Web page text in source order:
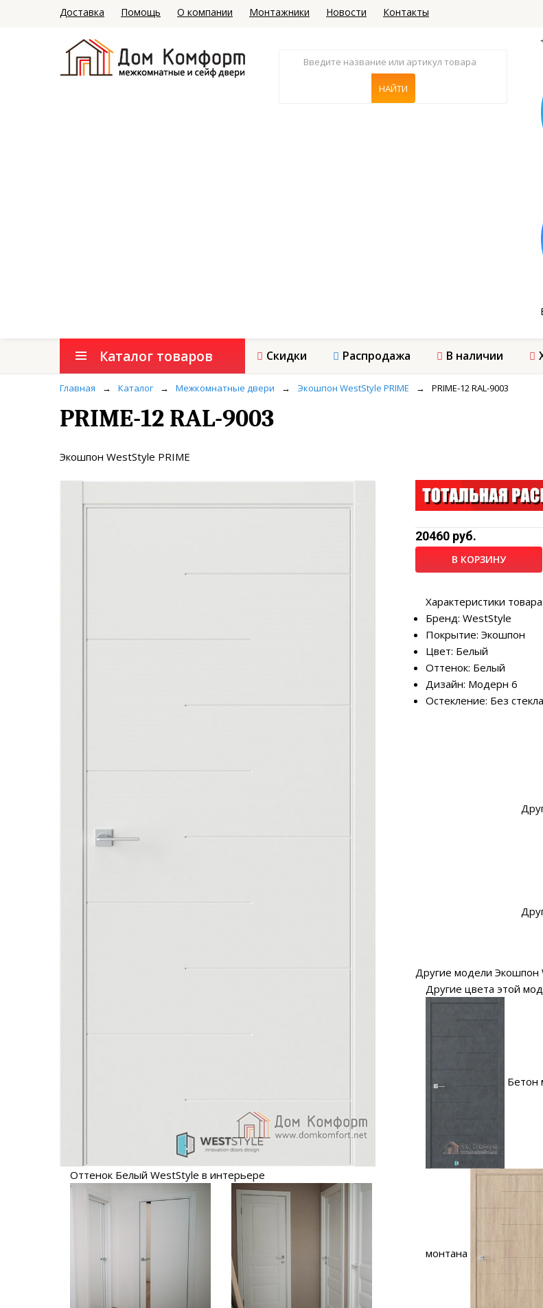
Доставка Помощь О компании Монтажники Новости Контакты
Каталог товаров Скидки Распродажа В наличии
Главная → Каталог → Межкомнатные двери → Экошпон WestStyle PRIME → PRIME-12 RAL-9003
PRIME-12 RAL-9003
Экошпон WestStyle PRIME
Оттенок Белый WestStyle в интерьере
20460 руб.
В КОРЗИНУ
Характеристики товара:
Бренд: WestStyle
Покрытие: Экошпон
Цвет: Белый
Оттенок: Белый
Дизайн: Модерн 6
Остекление: Без стекла
Другие модели Экошпон
Другие цвета этой
Бетон
монтана